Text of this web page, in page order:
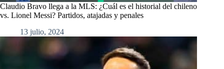
Claudio Bravo llega a la MLS: ¿Cuál es el historial del chileno
vs. Lionel Messi? Partidos, atajadas y penales
13 julio, 2024